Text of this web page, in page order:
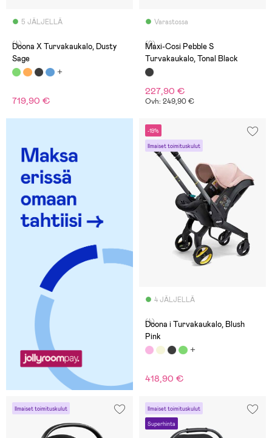
5 JÄLJELLÄ
(4)
Doona X Turvakaukalo, Dusty
Sage
719,90 €
Varastossa
(0)
Maxi-Cosi Pebble S
Turvakaukalo, Tonal Black
227,90 €
Ovh: 249,90 €
-19%
Ilmaiset toimituskulut
4 JÄLJELLÄ
(4)
Doona i Turvakaukalo, Blush
Pink
418,90 €
Ilmaiset toimituskulut Ilmaiset toimituskulut
Superhinta